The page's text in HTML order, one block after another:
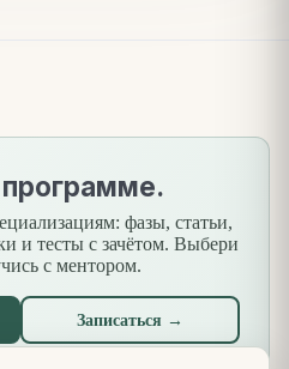
фазы, статьи,
и тесты с зачётом. Выбери
с ментором.
Записаться →